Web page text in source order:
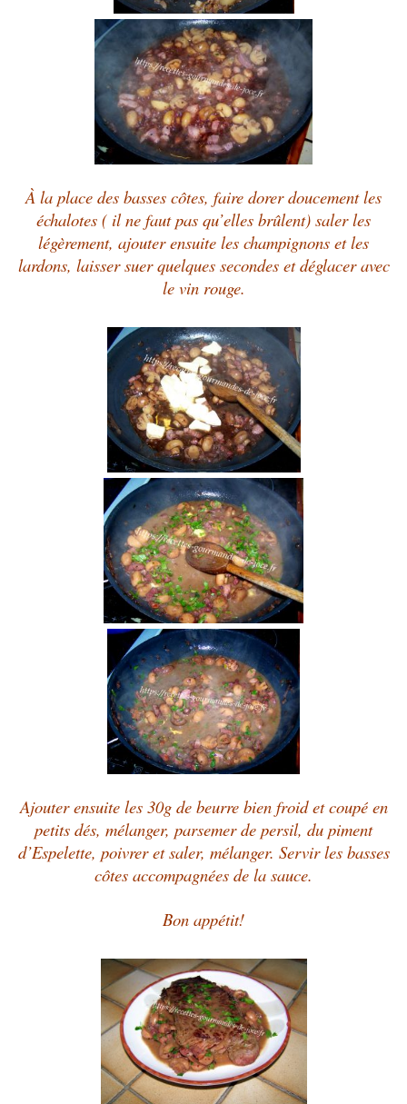
À la place des basses côtes, faire dorer doucement les
échalotes ( il ne faut pas qu’elles brûlent) saler les
légèrement, ajouter ensuite les champignons et les
lardons, laisser suer quelques secondes et déglacer avec
le vin rouge.
Ajouter ensuite les 30g de beurre bien froid et coupé en
petits dés, mélanger, parsemer de persil, du piment
d’Espelette, poivrer et saler, mélanger. Servir les basses
côtes accompagnées de la sauce.
Bon appétit!